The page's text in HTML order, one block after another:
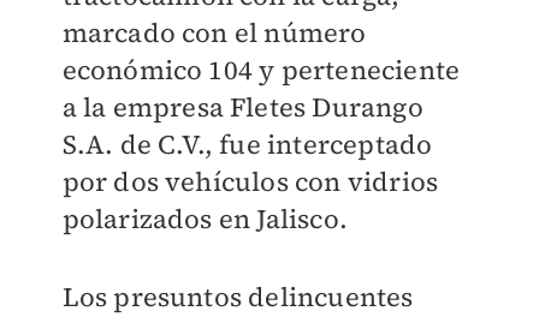
marcado con el número
económico 104 y perteneciente
a la empresa Fletes Durango
S.A. de C.V., fue interceptado
por dos vehículos con vidrios
polarizados en Jalisco.
Los presuntos delincuentes